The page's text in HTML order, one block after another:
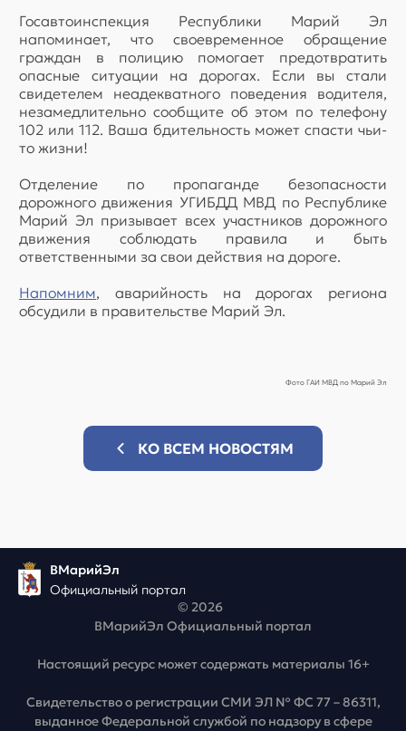
Госавтоинспекция Республики Марий Эл
напоминает, что своевременное обращение
граждан в полицию помогает предотвратить
опасные ситуации на дорогах. Если вы стали
свидетелем неадекватного поведения водителя,
незамедлительно сообщите об этом по телефону
102 или 112. Ваша бдительность может спасти чьи-
то жизни!
Отделение по пропаганде безопасности
дорожного движения УГИБДД МВД по Республике
Марий Эл призывает всех участников дорожного
движения соблюдать правила и быть
ответственными за свои действия на дороге.
Напомним, аварийность на дорогах региона
обсудили в правительстве Марий Эл.
Фото ГАИ МВД по Марий Эл
КО ВСЕМ НОВОСТЯМ
ВМарийЭл
Официальный портал
© 2026
ВМарийЭл Официальный портал
Настоящий ресурс может содержать материалы 16+
Свидетельство о регистрации СМИ ЭЛ № ФС 77 – 86311,
выданное Федеральной службой по надзору в сфере